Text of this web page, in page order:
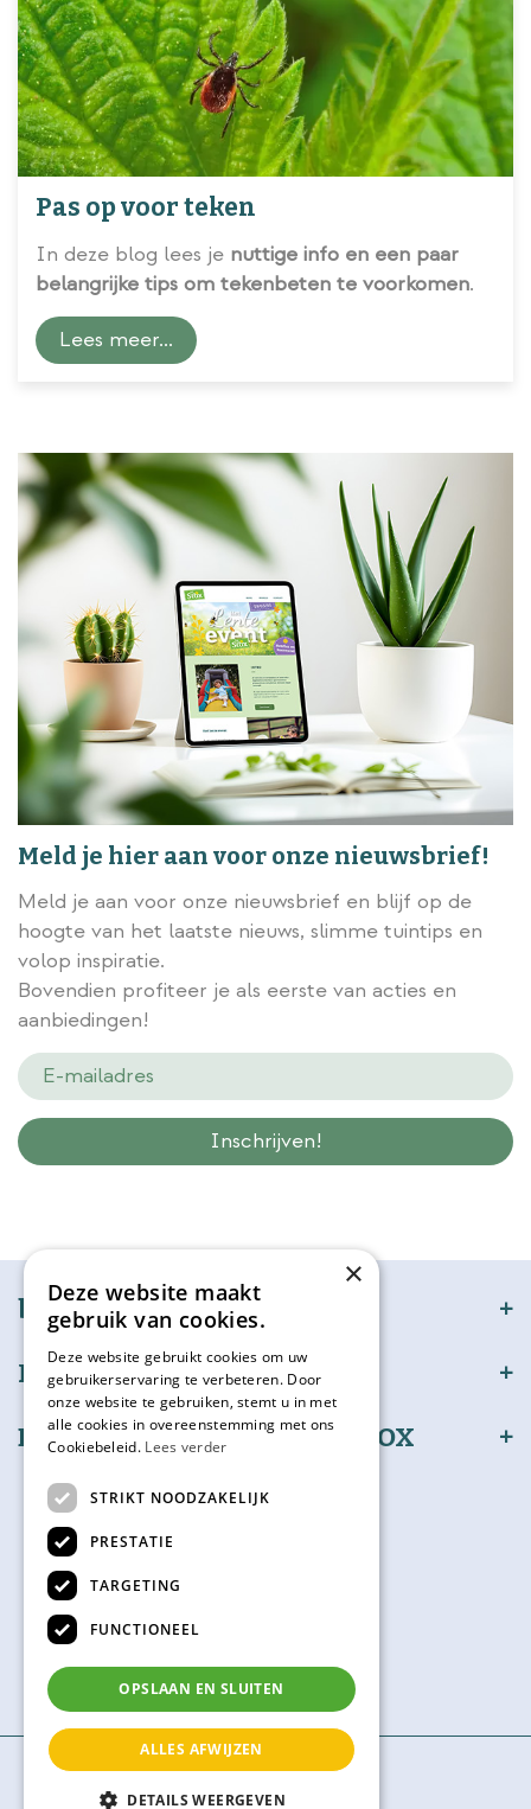
Pas op voor teken
In deze blog lees je nuttige info en een paar
belangrijke tips om tekenbeten te voorkomen.
Lees meer...
Meld je hier aan voor onze nieuwsbrief!
Meld je aan voor onze nieuwsbrief en blijf op de
hoogte van het laatste nieuws, slimme tuintips en
volop inspiratie.
Bovendien profiteer je als eerste van acties en
aanbiedingen!
bijSTOX
Klantenservice
Bestel en betaal veilig bijSTOX
Volg ons
Check hier je saldo
×
Deze website maakt
gebruik van cookies.
Deze website gebruikt cookies om uw
gebruikerservaring te verbeteren. Door
onze website te gebruiken, stemt u in met
alle cookies in overeenstemming met ons
Cookiebeleid. Lees verder
STRIKT NOODZAKELIJK
PRESTATIE
TARGETING
FUNCTIONEEL
OPSLAAN EN SLUITEN
ALLES AFWIJZEN
DETAILS WEERGEVEN